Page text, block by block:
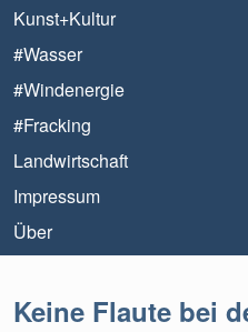
Kunst+Kultur
#Wasser
#Windenergie
#Fracking
Landwirtschaft
Impressum
Über
Keine Flaute bei